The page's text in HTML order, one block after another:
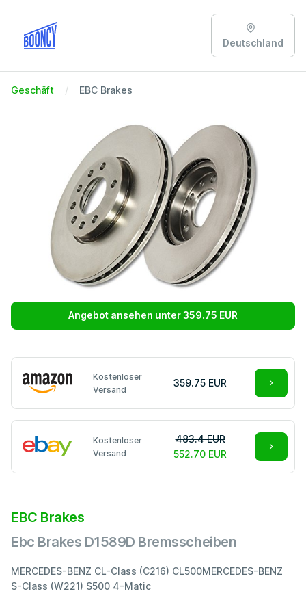
Deutschland
Geschäft EBC Brakes
Angebot ansehen unter 359.75 EUR
Kostenloser
Versand
359.75 EUR
Kostenloser
Versand
483.4 EUR
552.70 EUR
EBC Brakes
Ebc Brakes D1589D Bremsscheiben
MERCEDES-BENZ CL-Class (C216) CL500MERCEDES-BENZ
S-Class (W221) S500 4-Matic